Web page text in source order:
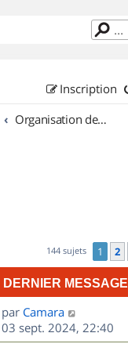
Inscription
Organisation de sorties en région Île de France
144 sujets 1 2
DERNIER MESSAGE
D
e
r
par Camara
03 sept. 2024, 22:40